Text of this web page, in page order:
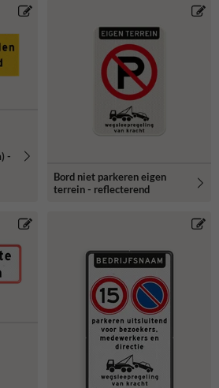
-
Bord niet parkeren eigen
terrein - reflecterend